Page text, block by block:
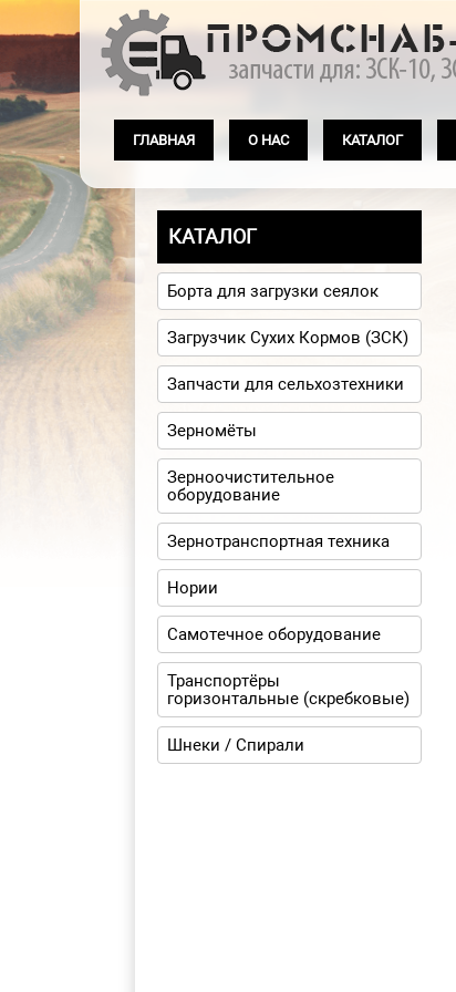
Перейти к основному содержанию
ГЛАВНАЯ О НАС КАТАЛОГ
КАТАЛОГ
Борта для загрузки сеялок
Загрузчик Сухих Кормов (ЗСК)
Запчасти для сельхозтехники
Зерномёты
Зерноочистительное
оборудование
Зернотранспортная техника
Нории
Самотечное оборудование
Транспортёры
горизонтальные (скребковые)
Шнеки / Спирали